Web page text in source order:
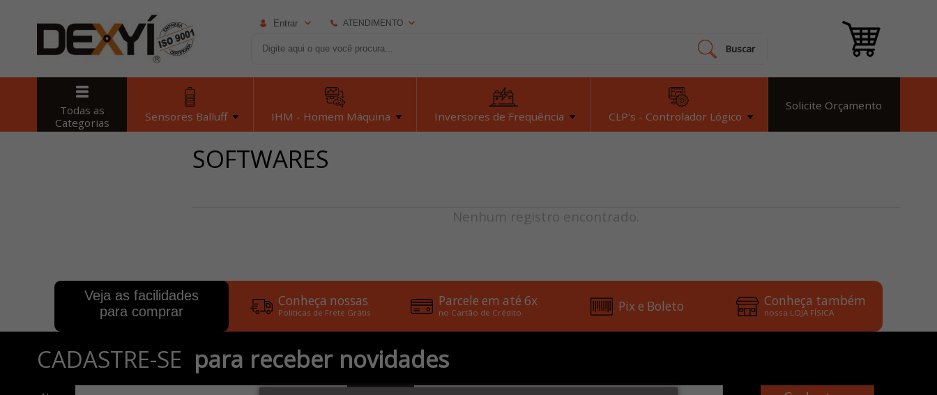
Entrar ATENDIMENTO
dexyiloja@dexyi.com.br
Buscar
Todas as
Categorias
Sensores Balluff IHM - Homem Máquina Inversores de Frequência CLP's - Controlador Lógico
Solicite Orçamento
SOFTWARES
Nenhum registro encontrado.
Veja as facilidades
para comprar
Conheça nossas
Politicas de Frete Grátis
Parcele em até 6x
no Cartão de Crédito Pix e Boleto Conheça também
nossa LOJA FÍSICA
CADASTRE-SE para receber novidades